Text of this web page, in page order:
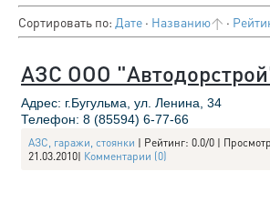
Сортировать по: Дате · Названию ·
АЗС ООО
Адрес: г.Бугульма, ул. Ленина, 34
Телефон: 8 (85594) 6-77-66
АЗС, гаражи, стоянки | Рейтинг: 0.0/0 |
21.03.2010| Комментарии (0)